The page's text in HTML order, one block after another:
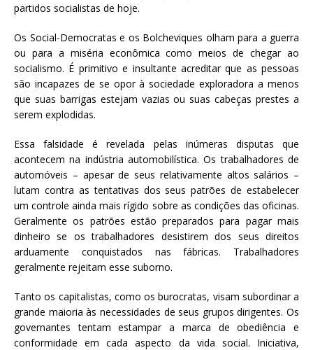
partidos socialistas de hoje.
Os Social-Democratas e os Bolcheviques olham para a guerra
ou para a miséria econômica como meios de chegar ao
socialismo. É primitivo e insultante acreditar que as pessoas
são incapazes de se opor à sociedade exploradora a menos
que suas barrigas estejam vazias ou suas cabeças prestes a
serem explodidas.
Essa falsidade é revelada pelas inúmeras disputas que
acontecem na indústria automobilística. Os trabalhadores de
automóveis – apesar de seus relativamente altos salários –
lutam contra as tentativas dos seus patrões de estabelecer
um controle ainda mais rígido sobre as condições das oficinas.
Geralmente os patrões estão preparados para pagar mais
dinheiro se os trabalhadores desistirem dos seus direitos
arduamente conquistados nas fábricas. Trabalhadores
geralmente rejeitam esse suborno.
Tanto os capitalistas, como os burocratas, visam subordinar a
grande maioria às necessidades de seus grupos dirigentes. Os
governantes tentam estampar a marca de obediência e
conformidade em cada aspecto da vida social. Iniciativa,